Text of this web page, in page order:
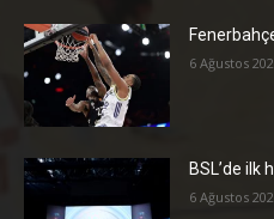
6 Ağustos
BSL’de ilk
6 Ağustos